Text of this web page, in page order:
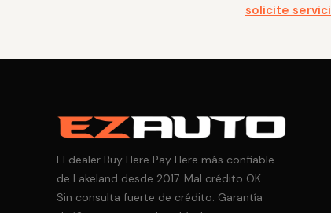
solicite
El dealer Buy Here Pay Here más confiable
de Lakeland desde 2017. Mal crédito OK.
Sin consulta fuerte de crédito. Garantía